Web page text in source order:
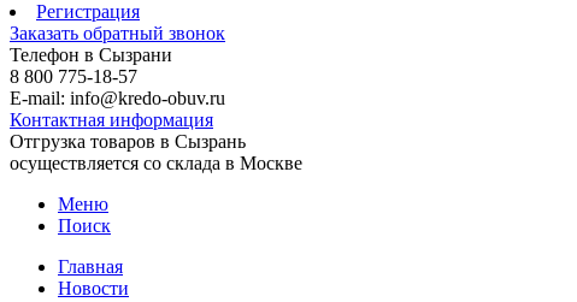
Регистрация
Заказать обратный звонок
Телефон в Сызрани
8 800 775-18-57
E-mail: info@kredo-obuv.ru
Контактная информация
Отгрузка товаров в Сызрань
осуществляется со склада в Москве
Меню
Поиск
Главная
Новости